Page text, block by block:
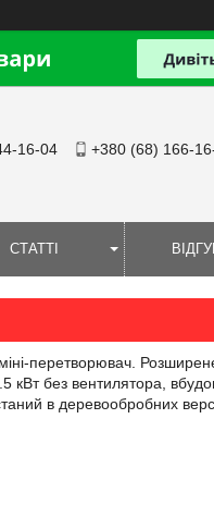
16-04 +380 (68) 166-
СТАТТІ
перетворювач.
без вентилятора,
в деревообробних